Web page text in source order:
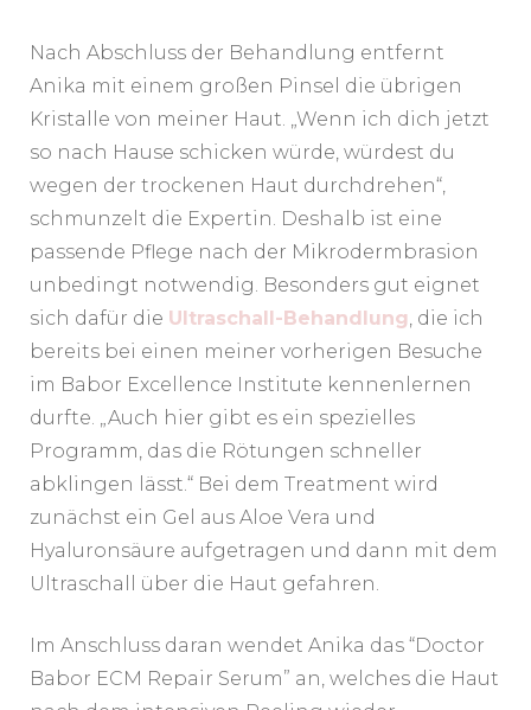
Nach Abschluss der Behandlung entfernt
Anika mit einem großen Pinsel die übrigen
Kristalle von meiner Haut. „Wenn ich dich jetzt
so nach Hause schicken würde, würdest du
wegen der trockenen Haut durchdrehen“,
schmunzelt die Expertin. Deshalb ist eine
passende Pflege nach der Mikrodermbrasion
unbedingt notwendig. Besonders gut eignet
sich dafür die Ultraschall-Behandlung, die ich
bereits bei einen meiner vorherigen Besuche
im Babor Excellence Institute kennenlernen
durfte. „Auch hier gibt es ein spezielles
Programm, das die Rötungen schneller
abklingen lässt.“ Bei dem Treatment wird
zunächst ein Gel aus Aloe Vera und
Hyaluronsäure aufgetragen und dann mit dem
Ultraschall über die Haut gefahren.
Im Anschluss daran wendet Anika das “Doctor
Babor ECM Repair Serum” an, welches die Haut